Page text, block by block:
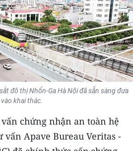
TIN
đô thị Nhổn-Ga Hà Nội đã sẵn sàng đưa
vào khai thác.
vấn chứng nhận an toàn hệ
Apave Bureau Veritas -